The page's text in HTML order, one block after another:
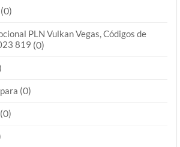
(0)
PLN Vulkan Vegas, Códigos de
819 (0)
(0)
(0)